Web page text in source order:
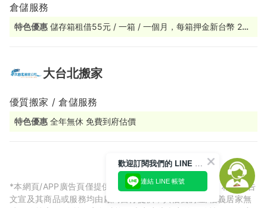
倉儲服務
特色優惠 儲存箱租借55元 / 一箱 / 一個月，每箱押金新台幣 200
隆/宜蘭需租借20箱以上才有配。
大台北搬家
優質搬家 / 倉儲服務
特色優惠 全年無休 免費到府估價
*本網頁/APP廣告頁僅提供廠商預約相關服務刊登廣告，相關廣告
文宣及其商品或服務均由廠商自行提供，與信義房屋/信義居家無
歡迎訂閱我們的 LINE 官方帳號
連結 LINE 帳號